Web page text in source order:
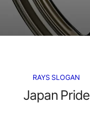
RAYS SLOGAN
Japan Pride